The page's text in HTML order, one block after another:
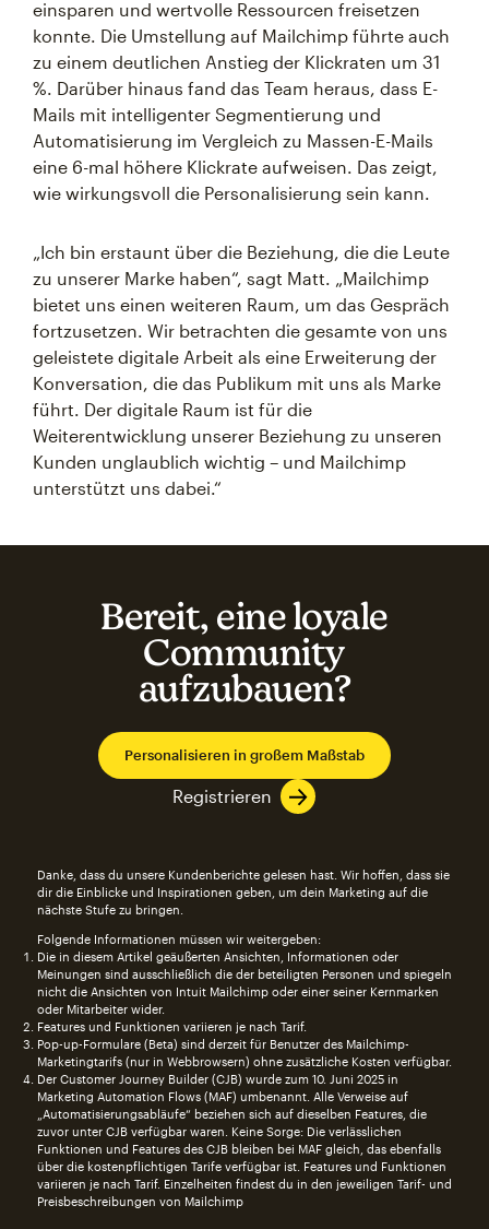
einsparen und wertvolle Ressourcen freisetzen
konnte. Die Umstellung auf Mailchimp führte auch
zu einem deutlichen Anstieg der Klickraten um 31
%. Darüber hinaus fand das Team heraus, dass E-
Mails mit intelligenter Segmentierung und
Automatisierung im Vergleich zu Massen-E-Mails
eine 6-mal höhere Klickrate aufweisen. Das zeigt,
wie wirkungsvoll die Personalisierung sein kann.
„Ich bin erstaunt über die Beziehung, die die Leute
zu unserer Marke haben“, sagt Matt. „Mailchimp
bietet uns einen weiteren Raum, um das Gespräch
fortzusetzen. Wir betrachten die gesamte von uns
geleistete digitale Arbeit als eine Erweiterung der
Konversation, die das Publikum mit uns als Marke
führt. Der digitale Raum ist für die
Weiterentwicklung unserer Beziehung zu unseren
Kunden unglaublich wichtig – und Mailchimp
unterstützt uns dabei.“
Bereit, eine loyale
Community
aufzubauen?
Personalisieren in großem Maßstab
Registrieren
Danke, dass du unsere Kundenberichte gelesen hast. Wir hoffen, dass sie
dir die Einblicke und Inspirationen geben, um dein Marketing auf die
nächste Stufe zu bringen.
Folgende Informationen müssen wir weitergeben:
Die in diesem Artikel geäußerten Ansichten, Informationen oder
Meinungen sind ausschließlich die der beteiligten Personen und spiegeln
nicht die Ansichten von Intuit Mailchimp oder einer seiner Kernmarken
oder Mitarbeiter wider.
Features und Funktionen variieren je nach Tarif.
Pop-up-Formulare (Beta) sind derzeit für Benutzer des Mailchimp-
Marketingtarifs (nur in Webbrowsern) ohne zusätzliche Kosten verfügbar.
Der Customer Journey Builder (CJB) wurde zum 10. Juni 2025 in
Marketing Automation Flows (MAF) umbenannt. Alle Verweise auf
„Automatisierungsabläufe“ beziehen sich auf dieselben Features, die
zuvor unter CJB verfügbar waren. Keine Sorge: Die verlässlichen
Funktionen und Features des CJB bleiben bei MAF gleich, das ebenfalls
über die kostenpflichtigen Tarife verfügbar ist. Features und Funktionen
variieren je nach Tarif. Einzelheiten findest du in den jeweiligen Tarif- und
Preisbeschreibungen von Mailchimp